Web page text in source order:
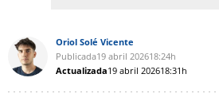
Oriol Solé Vicente
Publicada19 abril 202618:24h
Actualizada19 abril 202618:31h